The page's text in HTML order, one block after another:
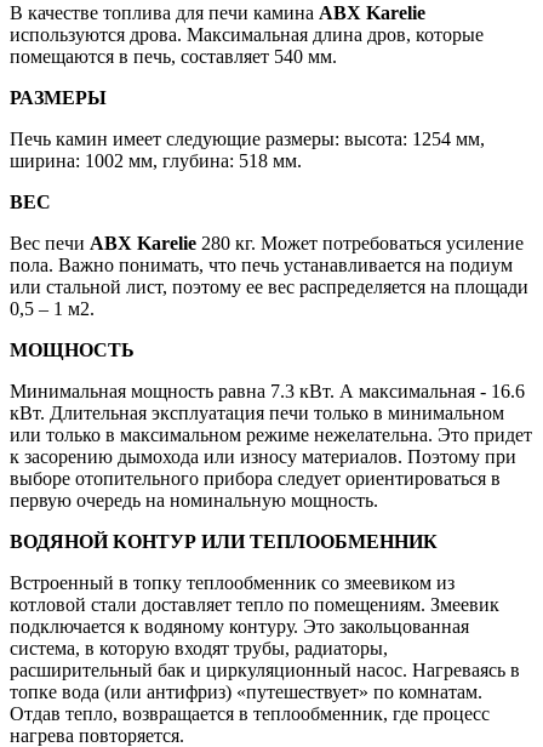
В качестве топлива для печи камина ABX Karelie
используются дрова. Максимальная длина дров, которые
помещаются в печь, составляет 540 мм.
РАЗМЕРЫ
Печь камин имеет следующие размеры: высота: 1254 мм,
ширина: 1002 мм, глубина: 518 мм.
ВЕС
Вес печи ABX Karelie 280 кг. Может потребоваться усиление
пола. Важно понимать, что печь устанавливается на подиум
или стальной лист, поэтому ее вес распределяется на площади
0,5 – 1 м2.
МОЩНОСТЬ
Минимальная мощность равна 7.3 кВт. А максимальная - 16.6
кВт. Длительная эксплуатация печи только в минимальном
или только в максимальном режиме нежелательна. Это придет
к засорению дымохода или износу материалов. Поэтому при
выборе отопительного прибора следует ориентироваться в
первую очередь на номинальную мощность.
ВОДЯНОЙ КОНТУР ИЛИ ТЕПЛООБМЕННИК
Встроенный в топку теплообменник со змеевиком из
котловой стали доставляет тепло по помещениям. Змеевик
подключается к водяному контуру. Это закольцованная
система, в которую входят трубы, радиаторы,
расширительный бак и циркуляционный насос. Нагреваясь в
топке вода (или антифриз) «путешествует» по комнатам.
Отдав тепло, возвращается в теплообменник, где процесс
нагрева повторяется.